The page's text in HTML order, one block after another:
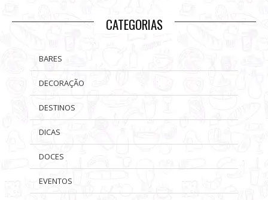
CATEGORIAS
BARES
DECORAÇÃO
DESTINOS
DICAS
DOCES
EVENTOS